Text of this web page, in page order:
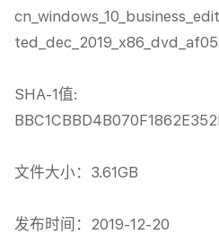
SHA-1值:
文件大小：3.61GB
发布时间：2019-12-20